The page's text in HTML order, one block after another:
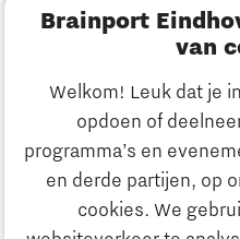
Brainport
van
Welkom! Leuk dat je
opdoen of
programma’s en
en derde partijen, op
cookies. We
Ontdek
Innovatie
Ondernemen
Onderwijs
Maatschappelijk